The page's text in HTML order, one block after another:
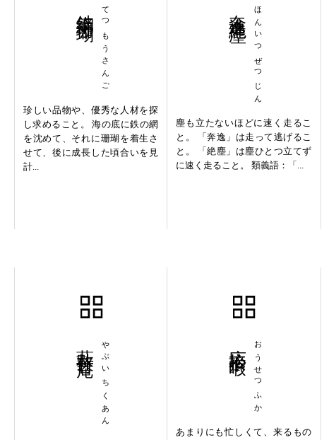
てつもうさんご
珍しい品物や、優秀な人材を探
し求めること。 海の底に鉄の網
を沈めて、それに珊瑚を着生さ
せて、後に成長した頃合いを見
計...
ほんいつぜつじん
塵も立たないほどに速く走るこ
と。 「奔逸」は走って逃げるこ
と。 「絶塵」は塵ひとつ立てず
に速く走ること。 類義語：「...
やぶいちくあん おうせつふか
あまりにも忙しくて、来るもの